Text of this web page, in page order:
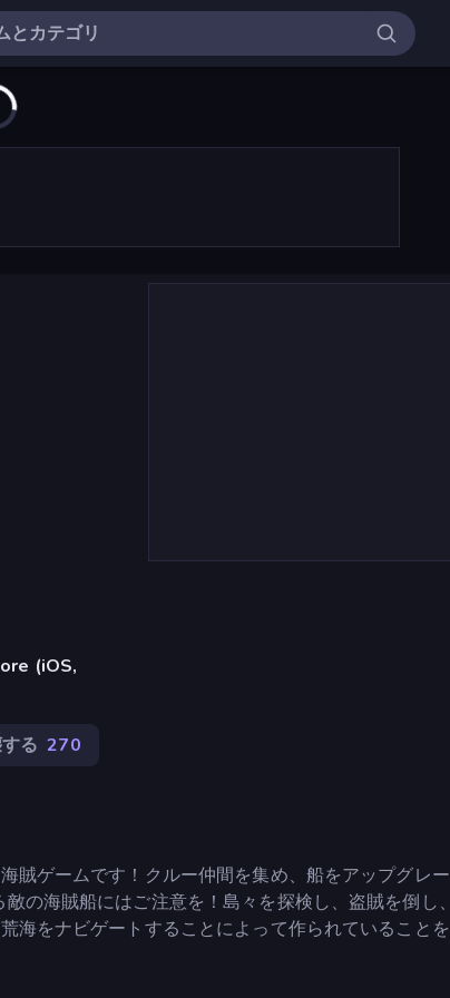
(iOS,
る 270
賊ゲームです！クルー仲間を集め、船をアップグレー
の海賊船にはご注意を！島々を探検し、盗賊を倒し、
海をナビゲートすることによって作られていることを